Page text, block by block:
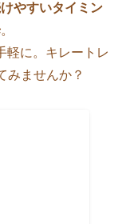
やすいタイミン
。
軽に。キレートレ
みませんか？